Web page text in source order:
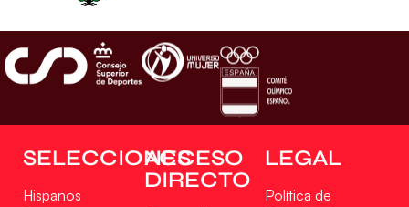
SELECCIONES
Hispanos
ACCESO
DIRECTO
LEGAL
Política de